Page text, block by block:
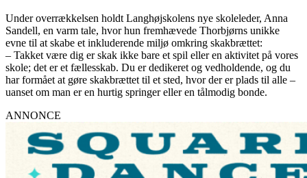
Under overrækkelsen holdt Langhøjskolens nye skoleleder, Anna
Sandell, en varm tale, hvor hun fremhævede Thorbjørns unikke
evne til at skabe et inkluderende miljø omkring skakbrættet:
– Takket være dig er skak ikke bare et spil eller en aktivitet på vores
skole; det er et fællesskab. Du er dedikeret og vedholdende, og du
har formået at gøre skakbrættet til et sted, hvor der er plads til alle –
uanset om man er en hurtig springer eller en tålmodig bonde.
ANNONCE